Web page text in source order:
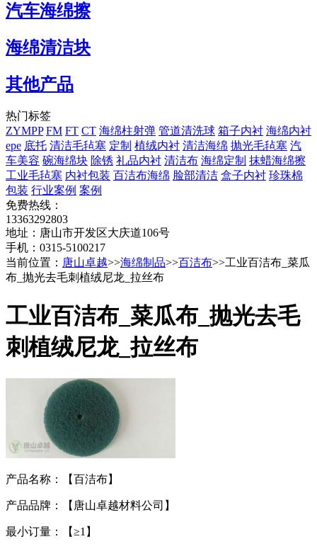
汽车海绵擦
海绵清洁块
其他产品
热门标签
ZYMPP FM FT CT 海绵柱射弹 管道清洗球 箱子内衬 海绵内衬
epe 底托 清洁毛毡塞 定制 植绒内衬 清洁海绵 抛光毛毡塞 汽
车美容 碗海绵块 除锈 礼品内衬 清洁布 海绵定制 抹蜡海绵擦
工业毛毡塞 内衬包装 百洁布海绵 脸部清洁 盒子内衬 珍珠棉
包装 行业案例 案例
免费热线：
13363292803
地址：唐山市开发区大庆道106号
手机：0315-5100217
当前位置： 唐山卓越>>海绵制品>>百洁布>>工业百洁布_菜瓜
布_抛光去毛刺植绒尼龙_拉丝布
工业百洁布_菜瓜布_抛光去毛
刺植绒尼龙_拉丝布
产品名称：【百洁布】
产品品牌：【唐山卓越材料公司】
最小订量：【≥1】